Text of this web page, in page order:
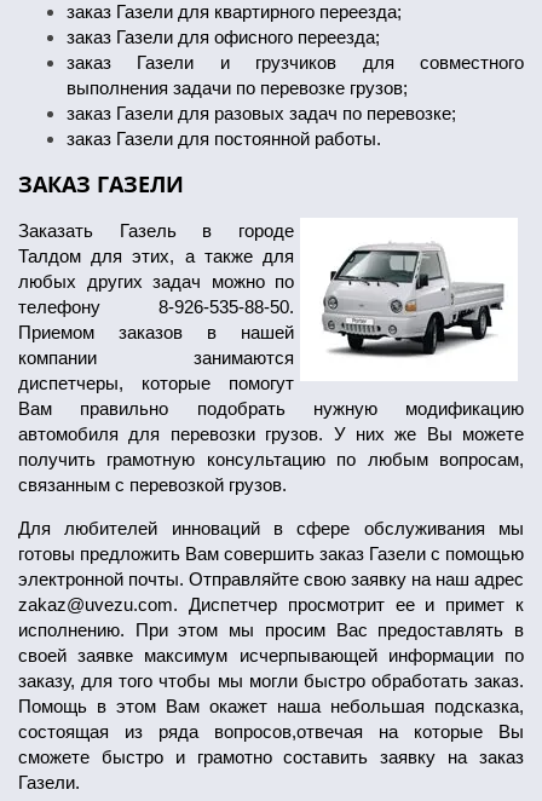
заказ Газели для квартирного переезда;
заказ Газели для офисного переезда;
заказ Газели и грузчиков для совместного
выполнения задачи по перевозке грузов;
заказ Газели для разовых задач по перевозке;
заказ Газели для постоянной работы.
ЗАКАЗ ГАЗЕЛИ
Заказать Газель в городе
Талдом для этих, а также для
любых других задач можно по
телефону 8-926-535-88-50.
Приемом заказов в нашей
компании занимаются
диспетчеры, которые помогут
Вам правильно подобрать нужную модификацию
автомобиля для перевозки грузов. У них же Вы можете
получить грамотную консультацию по любым вопросам,
связанным с перевозкой грузов.
Для любителей инноваций в сфере обслуживания мы
готовы предложить Вам совершить заказ Газели с помощью
электронной почты. Отправляйте свою заявку на наш адрес
zakaz@uvezu.com. Диспетчер просмотрит ее и примет к
исполнению. При этом мы просим Вас предоставлять в
своей заявке максимум исчерпывающей информации по
заказу, для того чтобы мы могли быстро обработать заказ.
Помощь в этом Вам окажет наша небольшая подсказка,
состоящая из ряда вопросов,отвечая на которые Вы
сможете быстро и грамотно составить заявку на заказ
Газели.